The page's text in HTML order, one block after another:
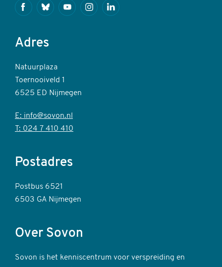
FacebookBlueskyYoutubeInstagramLinkedin
Adres
Natuurplaza
Toernooiveld 1
6525 ED Nijmegen
E: info@sovon.nl
T: 024 7 410 410
Postadres
Postbus 6521
6503 GA Nijmegen
Over Sovon
Sovon is het kenniscentrum voor verspreiding en